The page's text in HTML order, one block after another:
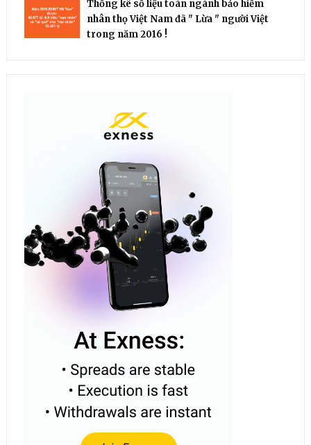
Thống kê số liệu toàn ngành bảo hiểm
nhân thọ Việt Nam đã " Lừa " người Việt
trong năm 2016 !